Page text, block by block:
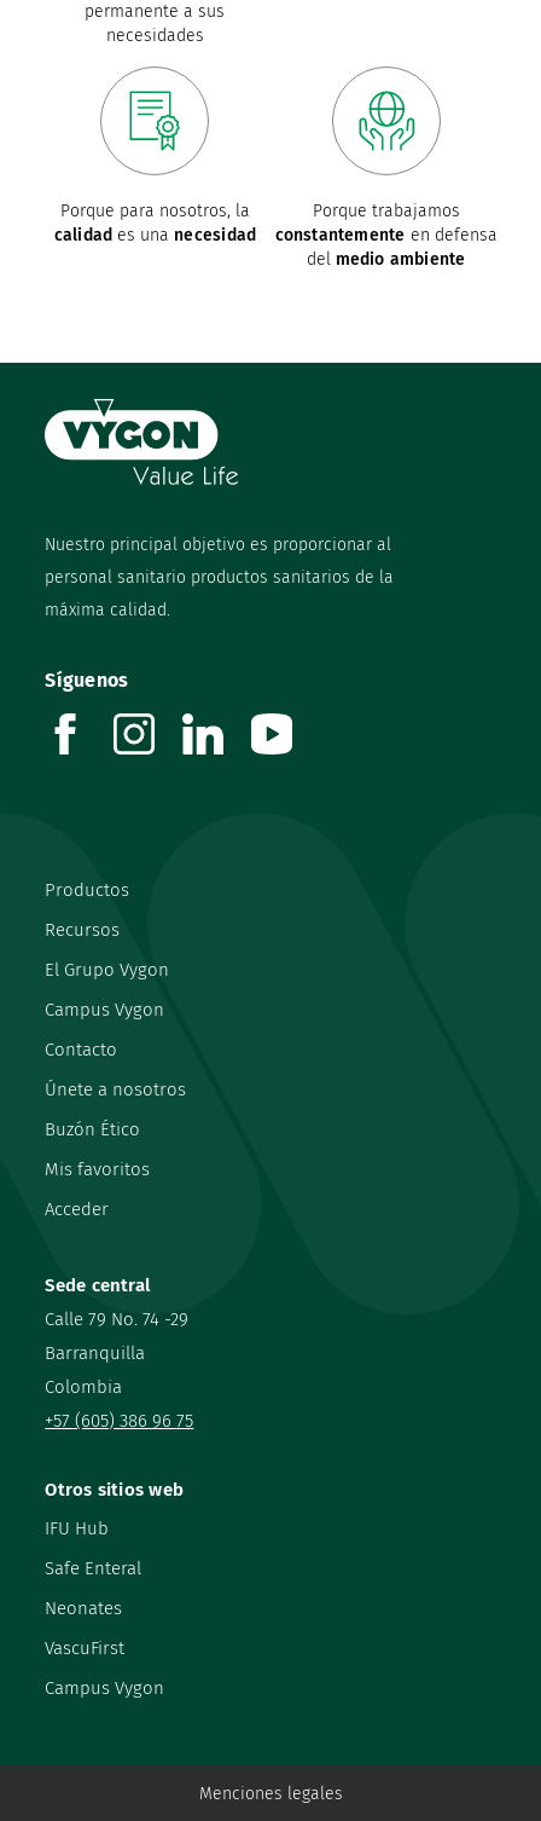
permanente a sus
necesidades
Porque para nosotros, la
calidad es una necesidad
Porque trabajamos
constantemente en defensa
del medio ambiente
Nuestro principal objetivo es proporcionar al
personal sanitario productos sanitarios de la
máxima calidad.
Sede central
Calle 79 No. 74 -29
Barranquilla
Colombia
+57 (605) 386 96 75
Productos
Recursos
El Grupo Vygon
Campus Vygon
Contacto
Únete a nosotros
Buzón Ético
Mis favoritos
Acceder
Otros sitios web
IFU Hub
Safe Enteral
Neonates
VascuFirst
Campus Vygon
Síguenos
facebookinstagramlinkedin
Menciones legales